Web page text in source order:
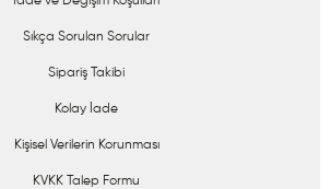
Sıkça Sorulan Sorular
Sipariş Takibi
Kolay İade
Kişisel Verilerin Korunması
KVKK Talep Formu